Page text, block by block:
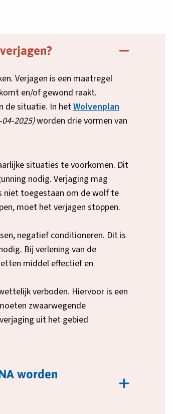
Verjagen is een maatregel
en/of gewond raakt.
de situatie. In hetWolvenplan
2025)worden drie vormen van
situaties te voorkomen. Dit
nodig. Verjaging mag
niet toegestaan om de wolf te
moet het verjagen stoppen.
negatief conditioneren. Dit is
Bij verlening van de
middel effectief en
verboden. Hiervoor is een
zwaarwegende
uit het gebied
worden